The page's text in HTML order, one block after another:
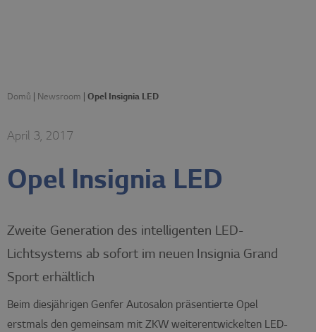
Domů Newsroom Opel Insignia LED
April 3, 2017
Opel Insignia LED
Zweite Generation des intelligenten LED-
Lichtsystems ab sofort im neuen Insignia Grand
Sport erhältlich
Beim diesjährigen Genfer Autosalon präsentierte Opel
erstmals den gemeinsam mit ZKW weiterentwickelten LED-